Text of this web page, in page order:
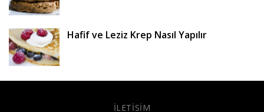
Hafif ve Leziz Krep Nasıl Yapılır
İLETISIM